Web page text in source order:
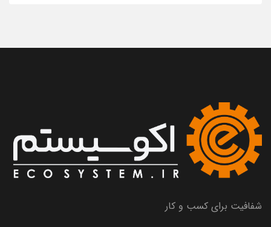
شفافیت برای کسب و کار